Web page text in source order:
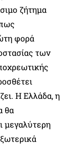
ζήτημα
φορά
των
Η Ελλάδα, η
θα
μεγαλύτερη